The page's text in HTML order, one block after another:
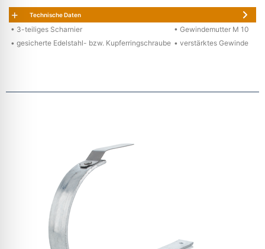
Technische Daten
• 3-teiliges Scharnier
• Gewindemutter M 10
• gesicherte Edelstahl- bzw. Kupferringschraube • verstärktes Gewinde